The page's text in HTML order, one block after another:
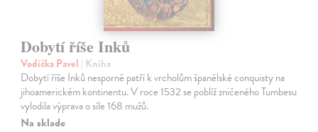
Dobytí říše Inků
Vodička Pavel | Kniha
Dobytí říše Inků nesporně patří k vrcholům španělské conquisty na
jihoamerickém kontinentu. V roce 1532 se poblíž zničeného Tumbesu
vylodila výprava o síle 168 mužů.
Na sklade